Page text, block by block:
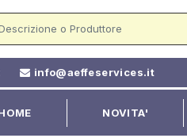
info@aeffeservices.it
NOVITA'